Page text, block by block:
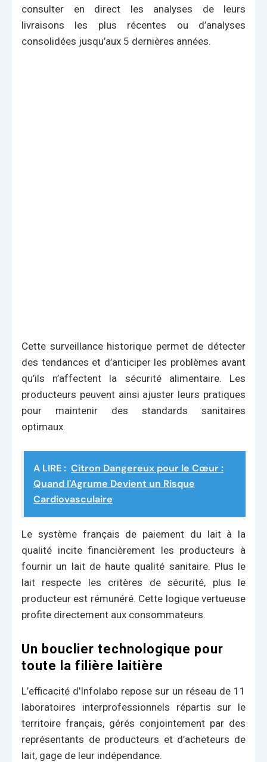
consulter en direct les analyses de leurs
livraisons les plus récentes ou d’analyses
consolidées jusqu’aux 5 dernières années.
Cette surveillance historique permet de détecter
des tendances et d’anticiper les problèmes avant
qu’ils n’affectent la sécurité alimentaire. Les
producteurs peuvent ainsi ajuster leurs pratiques
pour maintenir des standards sanitaires
optimaux.
A LIRE : Citron Dangereux pour le Cœur :
Quand l'Agrume Devient un Risque
Cardiovasculaire
Le système français de paiement du lait à la
qualité incite financièrement les producteurs à
fournir un lait de haute qualité sanitaire. Plus le
lait respecte les critères de sécurité, plus le
producteur est rémunéré. Cette logique vertueuse
profite directement aux consommateurs.
Un bouclier technologique pour
toute la filière laitière
L’efficacité d’Infolabo repose sur un réseau de 11
laboratoires interprofessionnels répartis sur le
territoire français, gérés conjointement par des
représentants de producteurs et d’acheteurs de
lait, gage de leur indépendance.